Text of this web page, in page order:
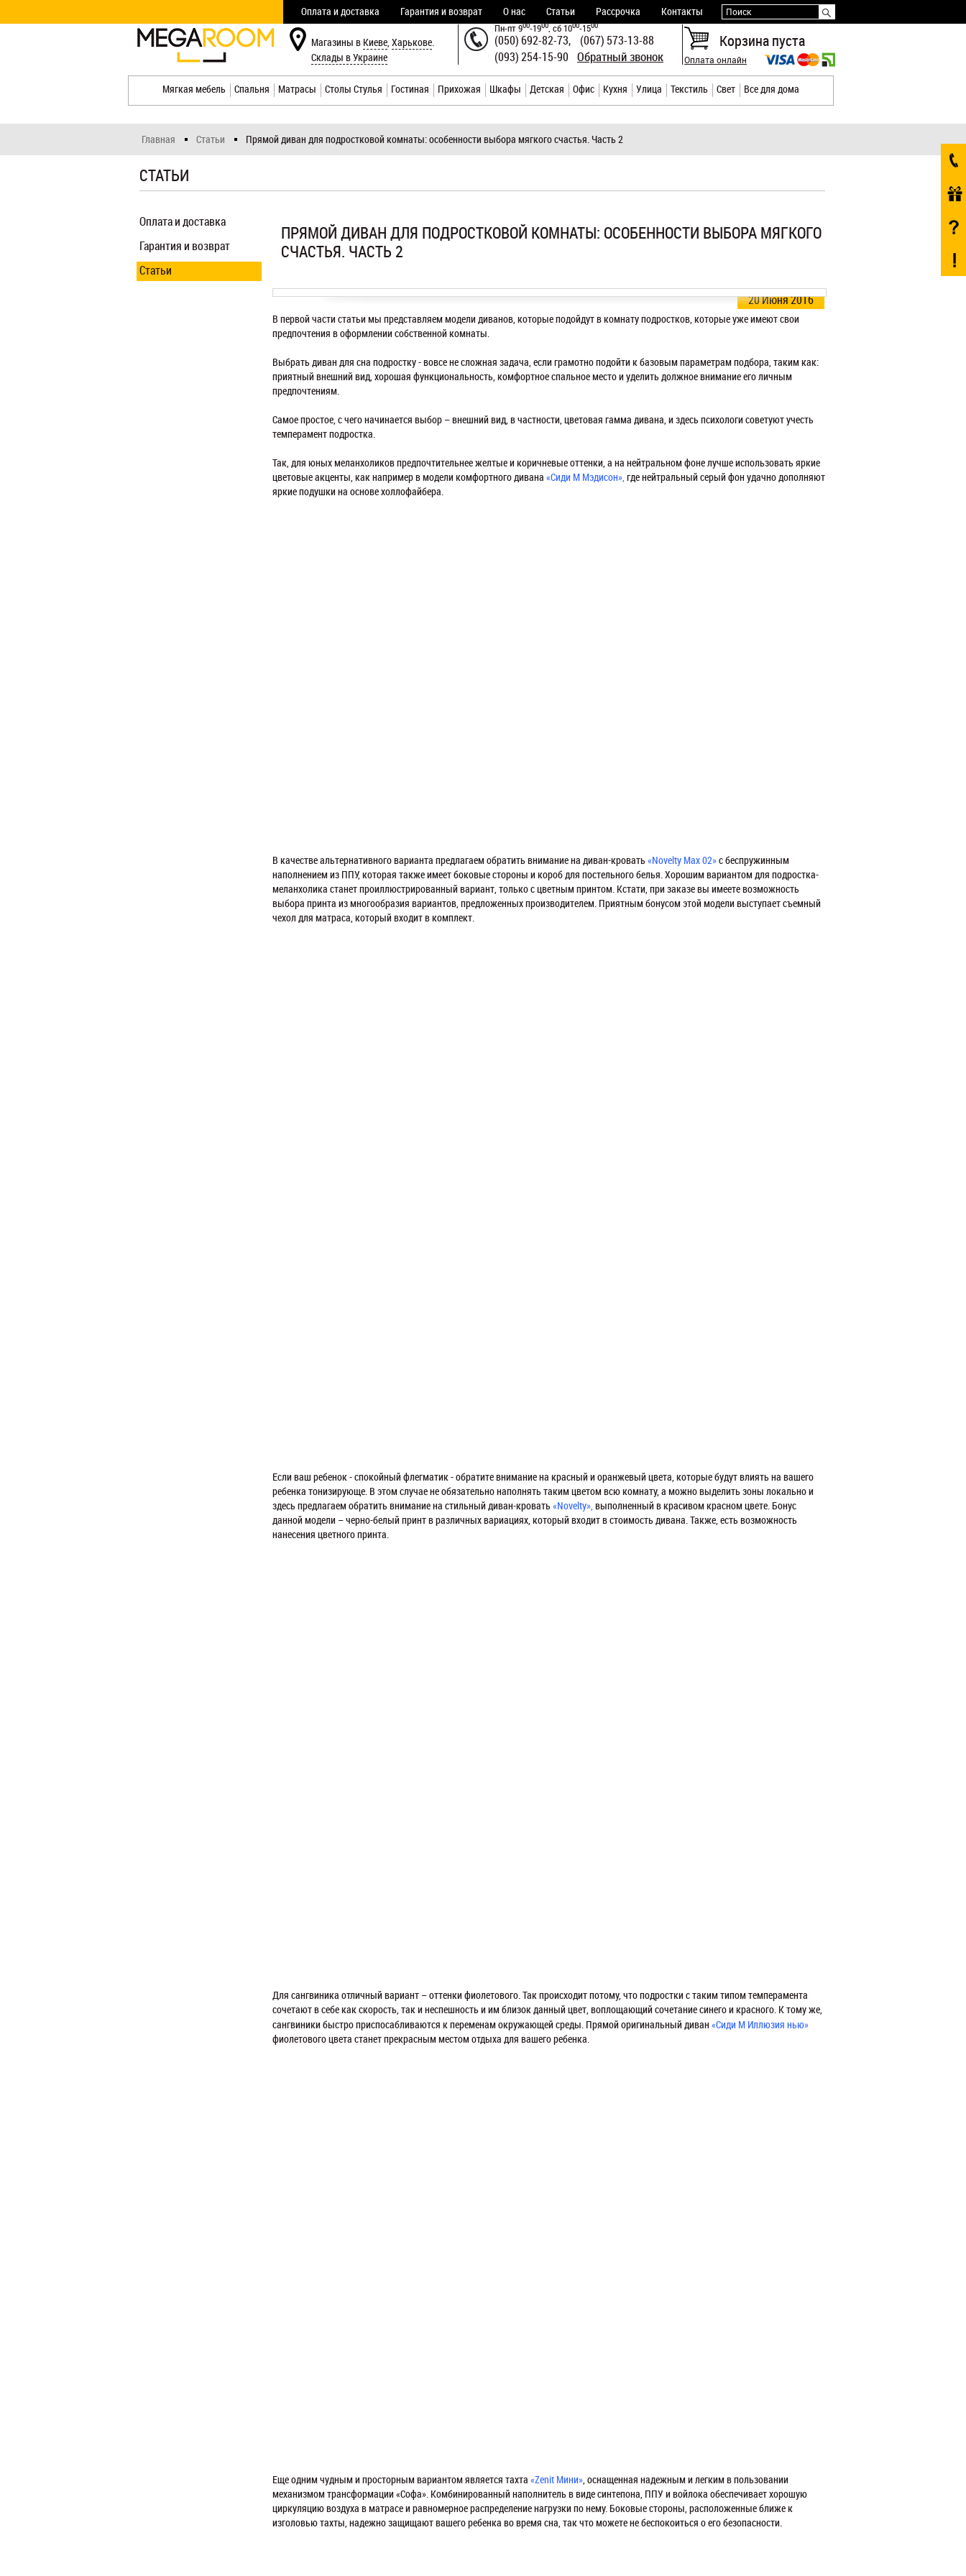
Оплата и доставка Гарантия и возврат О нас Статьи Рассрочка Контакты Поиск
Магазины в Киеве, Харькове.
Склады в Украине
Пн-пт 900-1900, сб 1000-1500
Телефоны
Обратный звонок
(050) 692-82-73,
(067) 573-13-88
(093) 254-15-90
Корзина пуста
Оплата онлайн
Мягкая мебель Спальня Матрасы Столы Стулья Гостиная Прихожая Шкафы Детская Офис Кухня Улица Текстиль Свет Все для дома
Главная Статьи Прямой диван для подростковой комнаты: особенности выбора мягкого счастья. Часть 2
СТАТЬИ
Оплата и доставка
Гарантия и возврат
Статьи
ПРЯМОЙ ДИВАН ДЛЯ ПОДРОСТКОВОЙ КОМНАТЫ: ОСОБЕННОСТИ ВЫБОРА МЯГКОГО
СЧАСТЬЯ. ЧАСТЬ 2
20 Июня 2016
В первой части статьи мы представляем модели диванов, которые подойдут в комнату подростков, которые уже имеют свои
предпочтения в оформлении собственной комнаты.
Выбрать диван для сна подростку - вовсе не сложная задача, если грамотно подойти к базовым параметрам подбора, таким как:
приятный внешний вид, хорошая функциональность, комфортное спальное место и уделить должное внимание его личным
предпочтениям.
Самое простое, с чего начинается выбор – внешний вид, в частности, цветовая гамма дивана, и здесь психологи советуют учесть
темперамент подростка.
Так, для юных меланхоликов предпочтительнее желтые и коричневые оттенки, а на нейтральном фоне лучше использовать яркие
цветовые акценты, как например в модели комфортного дивана «Сиди М Мэдисон», где нейтральный серый фон удачно дополняют
яркие подушки на основе холлофайбера.
В качестве альтернативного варианта предлагаем обратить внимание на диван-кровать«Novelty Max 02»с беспружинным
наполнением из ППУ, которая также имеет боковые стороны и короб для постельного белья. Хорошим вариантом для подростка-
меланхолика станет проиллюстрированный вариант, только с цветным принтом. Кстати, при заказе вы имеете возможность
выбора принта из многообразия вариантов, предложенных производителем. Приятным бонусом этой модели выступает съемный
чехол для матраса, который входит в комплект.
Если ваш ребенок - спокойный флегматик - обратите внимание на красный и оранжевый цвета, которые будут влиять на вашего
ребенка тонизирующе. В этом случае не обязательно наполнять таким цветом всю комнату, а можно выделить зоны локально и
здесь предлагаем обратить внимание на стильный диван-кровать«Novelty», выполненный в красивом красном цвете. Бонус
данной модели – черно-белый принт в различных вариациях, который входит в стоимость дивана. Также, есть возможность
нанесения цветного принта.
Для сангвиника отличный вариант – оттенки фиолетового. Так происходит потому, что подростки с таким типом темперамента
сочетают в себе как скорость, так и неспешность и им близок данный цвет, воплощающий сочетание синего и красного. К тому же,
сангвиники быстро приспосабливаются к переменам окружающей среды. Прямой оригинальный диван «Сиди М Иллюзия нью»
фиолетового цвета станет прекрасным местом отдыха для вашего ребенка.
Еще одним чудным и просторным вариантом является тахта «Zenit Мини», оснащенная надежным и легким в пользовании
механизмом трансформации «Софа». Комбинированный наполнитель в виде синтепона, ППУ и войлока обеспечивает хорошую
циркуляцию воздуха в матрасе и равномерное распределение нагрузки по нему. Боковые стороны, расположенные ближе к
изголовью тахты, надежно защищают вашего ребенка во время сна, так что можете не беспокоиться о его безопасности.